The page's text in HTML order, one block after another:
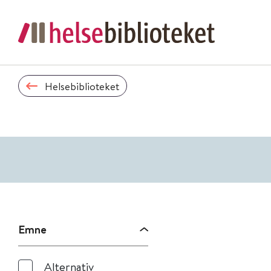
Helsebiblioteket
Emne
Alternativ